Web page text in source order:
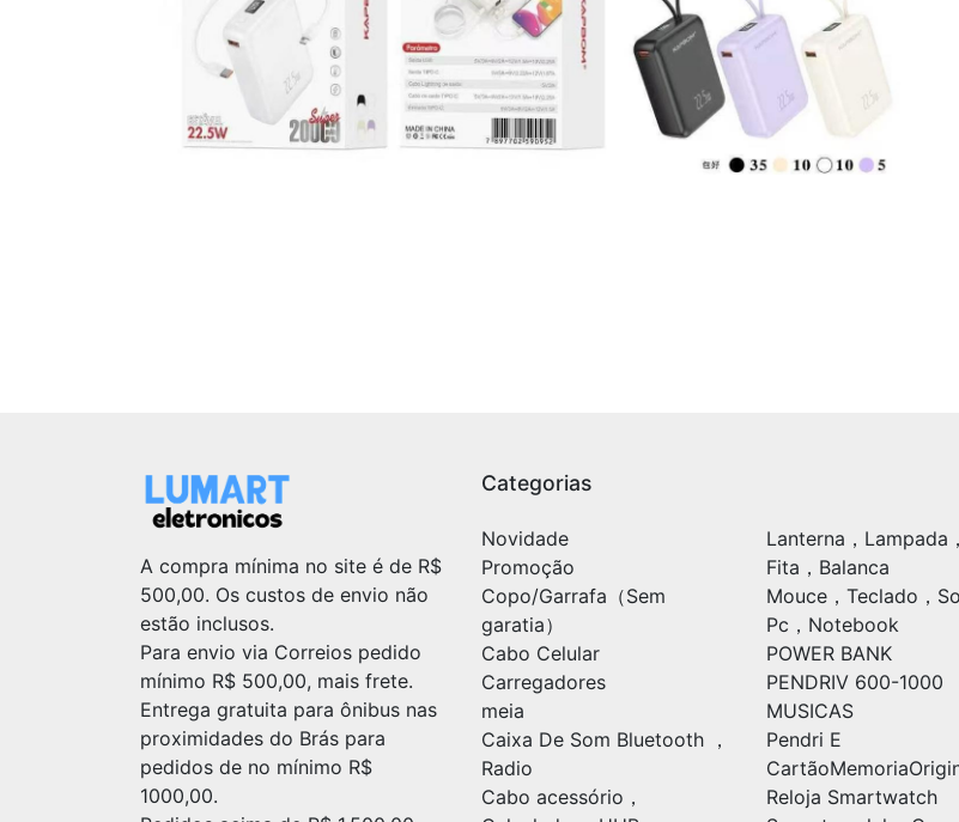
A compra mínima no site é de R$
500,00. Os custos de envio não
estão inclusos.
Para envio via Correios pedido
mínimo R$ 500,00, mais frete.
Entrega gratuita para ônibus nas
proximidades do Brás para
pedidos de no mínimo R$
1000,00.
Categorias
Novidade
Promoção
Copo/Garrafa（Sem
garatia）
Cabo Celular
Carregadores
meia
Caixa De Som Bluetooth ，
Radio
Cabo acessório，
Lanterna，Lampada，
Fita，Balanca
Mouce，Teclado，
Pc，Notebook
POWER BANK
PENDRIV 600-1000
MUSICAS
Pendri E
Reloja Smartwatch